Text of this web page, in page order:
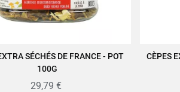
AU PANIER
SÉCHÉS DE FRANCE - POT
100G
29,79 €
CÈPES